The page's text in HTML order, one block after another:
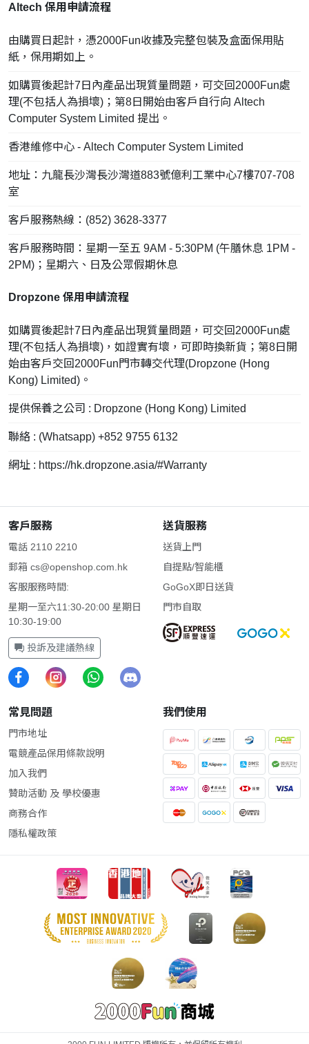
Altech 保用申請流程
由購買日起計，憑2000Fun收據及完整包裝及盒面保用貼
紙，保用期如上。
如購買後起計7日內產品出現質量問題，可交回2000Fun處
理(不包括人為損壞)；第8日開始由客戶自行向 Altech
Computer System Limited 提出。
香港維修中心 - Altech Computer System Limited
地址：九龍長沙灣長沙灣道883號億利工業中心7樓707-708
室
客戶服務熱線：(852) 3628-3377
客戶服務時間：星期一至五 9AM - 5:30PM (午膳休息 1PM -
2PM)；星期六、日及公眾假期休息
Dropzone 保用申請流程
如購買後起計7日內產品出現質量問題，可交回2000Fun處
理(不包括人為損壞)，如證實有壞，可即時換新貨；第8日開
始由客戶交回2000Fun門市轉交代理(Dropzone (Hong
Kong) Limited)。
提供保養之公司 : Dropzone (Hong Kong) Limited
聯絡 : (Whatsapp) +852 9755 6132
網址 : https://hk.dropzone.asia/#Warranty
客戶服務
電話 2110 2210
郵箱 cs@openshop.com.hk
客服服務時間:
星期一至六11:30-20:00 星期日
10:30-19:00
投訴及建議熱線
送貨服務
送貨上門
自提點/智能櫃
GoGoX即日送貨
門市自取
常見問題
門市地址
電競產品保用條款說明
加入我們
贊助活動 及 學校優惠
商務合作
隱私權政策
我們使用